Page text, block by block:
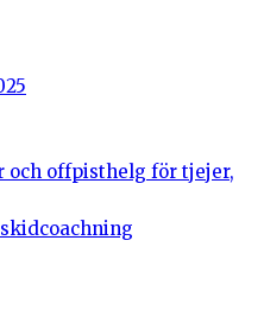
och offpisthelg för tjejer,